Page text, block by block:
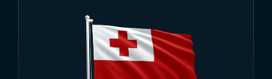
Тип ткани и печать: